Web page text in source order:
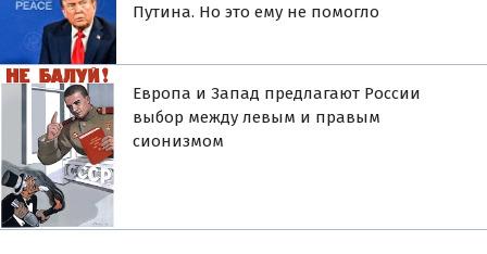
Путина. Но это ему не помогло
Европа и Запад предлагают России
выбор между левым и правым
сионизмом